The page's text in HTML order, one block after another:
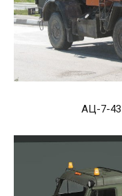
АЦ-7-